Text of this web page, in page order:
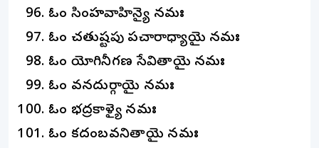
ఓం సింహవాహిన్యై నమః
ఓం చతుష్టపు పచారాధ్యాయై నమః
ఓం యోగినీగణ సేవితాయై నమః
ఓం వనదుర్గాయై నమః
ఓం భద్రకాళ్యై నమః
ఓం కదంబవనితాయై నమః